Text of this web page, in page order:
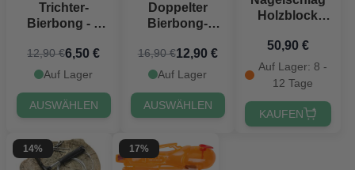
Trichter-
Bierbong - 1
Biere enthalten
12,90 €6,50 €
Auf Lager
AUSWÄHLEN
Doppelter
Bierbong-
16,90 €12,90 €
Auf Lager
AUSWÄHLEN
Holzblock
50,90 €
Auf Lager: 8 -
12 Tage
KAUFEN
14% 17%